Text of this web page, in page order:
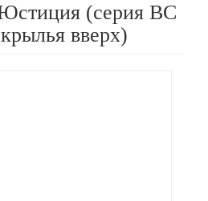
(серия ВС
вверх)